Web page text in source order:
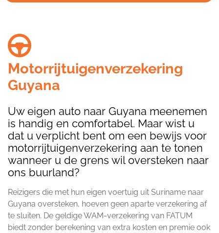
Motorrijtuigenverzekering
Guyana
Uw eigen auto naar Guyana meenemen
is handig en comfortabel. Maar wist u
dat u verplicht bent om een bewijs voor
motorrijtuigenverzekering aan te tonen
wanneer u de grens wil oversteken naar
ons buurland?
Reizigers die met hun eigen voertuig uit Suriname naar
Guyana oversteken, hoeven geen aparte verzekering af
te sluiten. De geldige WAM-verzekering van FATUM
biedt zonder berekening van extra kosten en premie ook